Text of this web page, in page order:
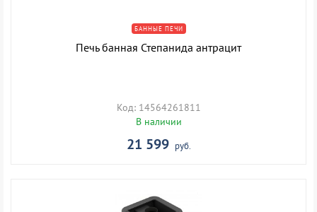
БАННЫЕ ПЕЧИ
Печь банная Степанида антрацит
Код: 14564261811
В наличии
21 599 руб.